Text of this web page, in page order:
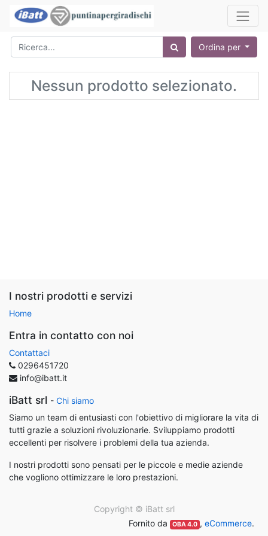
Ordina per
Nessun prodotto selezionato.
I nostri prodotti e servizi
Home
Entra in contatto con noi
Contattaci
0296451720
info@ibatt.it
iBatt srl - Chi siamo
Siamo un team di entusiasti con l'obiettivo di migliorare la vita di
tutti grazie a soluzioni rivoluzionarie. Sviluppiamo prodotti
eccellenti per risolvere i problemi della tua azienda.
I nostri prodotti sono pensati per le piccole e medie aziende
che vogliono ottimizzare le loro prestazioni.
Copyright © iBatt srl
Fornito da
OBA 4.0 , eCommerce.